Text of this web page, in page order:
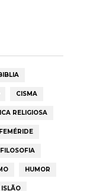
CISMA
RELIGIOSA
FILOSOFIA
HUMOR
ISLÃO